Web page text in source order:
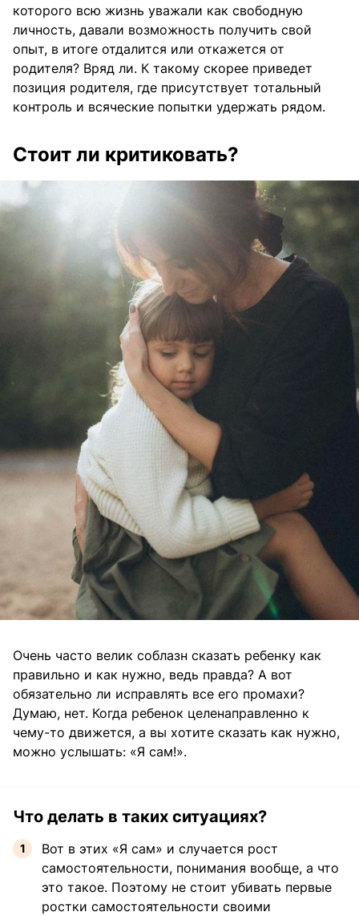
которого всю жизнь уважали как свободную
личность, давали возможность получить свой
опыт, в итоге отдалится или откажется от
родителя? Вряд ли. К такому скорее приведет
позиция родителя, где присутствует тотальный
контроль и всяческие попытки удержать рядом.
Стоит ли критиковать?
Очень часто велик соблазн сказать ребенку как
правильно и как нужно, ведь правда? А вот
обязательно ли исправлять все его промахи?
Думаю, нет. Когда ребенок целенаправленно к
чему-то движется, а вы хотите сказать как нужно,
можно услышать: «Я сам!».
Что делать в таких ситуациях?
Вот в этих «Я сам» и случается рост
самостоятельности, понимания вообще, а что
это такое. Поэтому не стоит убивать первые
ростки самостоятельности своими